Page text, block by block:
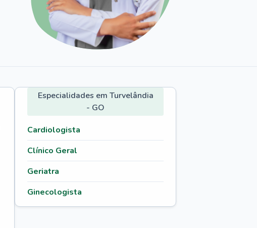
Especialidades em Turvelândia
- GO
Cardiologista
Clínico Geral
Geriatra
Ginecologista